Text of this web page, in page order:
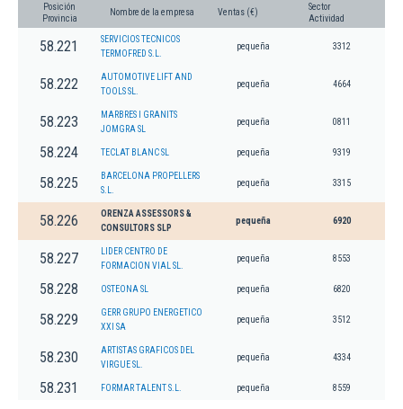
Posición
Provincia
Nombre de la empresa Ventas (€)
Sector
Actividad
58.221
SERVICIOS TECNICOS
TERMOFRED S.L.
pequeña 3312
58.222
AUTOMOTIVE LIFT AND
TOOLS SL.
pequeña 4664
58.223
MARBRES I GRANITS
JOMGRA SL
pequeña 0811
58.224 TECLAT BLANC SL pequeña 9319
58.225
BARCELONA PROPELLERS
S.L.
pequeña 3315
58.226
ORENZA ASSESSORS &
CONSULTORS SLP
pequeña 6920
58.227
LIDER CENTRO DE
FORMACION VIAL SL.
pequeña 8553
58.228 OSTEONA SL pequeña 6820
58.229
GERR GRUPO ENERGETICO
XXI SA
pequeña 3512
58.230
ARTISTAS GRAFICOS DEL
VIRGUE SL.
pequeña 4334
58.231 FORMAR TALENT S.L. pequeña 8559